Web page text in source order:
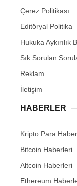
Çerez Politikası
Editöryal Politika
Hukuka Aykırılık
Sık Sorulan
Reklam
İletişim
HABERLER
Kripto Para
Bitcoin Haberleri
Altcoin Haberleri
Ethereum